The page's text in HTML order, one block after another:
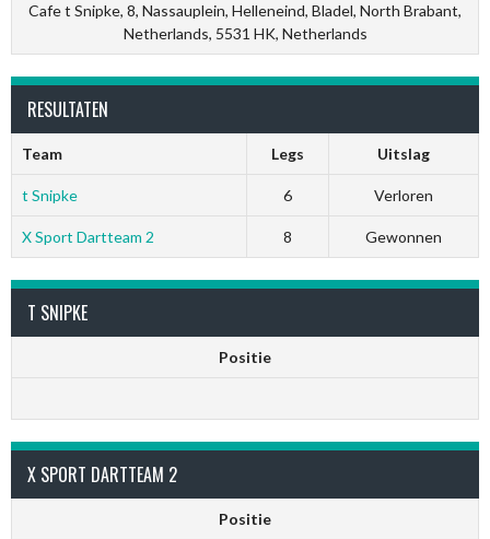
Cafe t Snipke, 8, Nassauplein, Helleneind, Bladel, North Brabant,
Netherlands, 5531 HK, Netherlands
RESULTATEN
Team Legs Uitslag
t Snipke 6 Verloren
X Sport Dartteam 2 8 Gewonnen
T SNIPKE
Positie
X SPORT DARTTEAM 2
Positie